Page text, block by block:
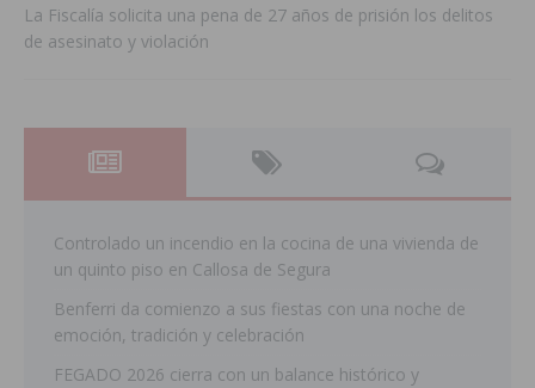
La Fiscalía solicita una pena de 27 años de prisión los delitos
de asesinato y violación
Controlado un incendio en la cocina de una vivienda de
un quinto piso en Callosa de Segura
Benferri da comienzo a sus fiestas con una noche de
emoción, tradición y celebración
FEGADO 2026 cierra con un balance histórico y